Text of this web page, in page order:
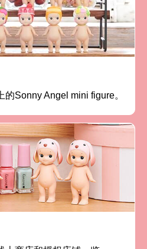
Sonny Angel mini figure。